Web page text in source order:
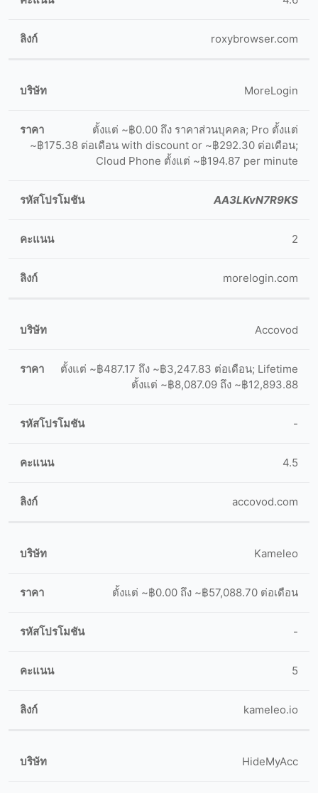
roxybrowser.com
MoreLogin
ตั้งแต่ ~฿0.00 ถึง ราคาส่วนบุคคล; Pro ตั้งแต่
~฿175.38 ต่อเดือน with discount or ~฿292.30 ต่อเดือน;
Cloud Phone ตั้งแต่ ~฿194.87 per minute
AA3LKvN7R9KS
2
morelogin.com
Accovod
ตั้งแต่ ~฿487.17 ถึง ~฿3,247.83 ต่อเดือน; Lifetime
ตั้งแต่ ~฿8,087.09 ถึง ~฿12,893.88
-
4.5
accovod.com
Kameleo
ตั้งแต่ ~฿0.00 ถึง ~฿57,088.70 ต่อเดือน
-
5
kameleo.io
HideMyAcc